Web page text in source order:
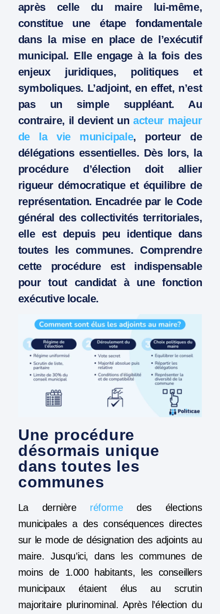
après celle du maire lui-même,
constitue une étape fondamentale
dans la mise en place de l’exécutif
municipal. Elle engage à la fois des
enjeux juridiques, politiques et
symboliques. L’adjoint, en effet, n’est
pas un simple suppléant. Au
contraire, il devient unacteur majeur
de la vie municipale, porteur de
délégations essentielles. Dès lors, la
procédure d’élection doit allier
rigueur démocratique et équilibre de
représentation. Encadrée par le Code
général des collectivités territoriales,
elle est depuis peu identique dans
toutes les communes. Comprendre
cette procédure est indispensable
pour tout candidat à une fonction
exécutive locale.
Une procédure
désormais unique
dans toutes les
communes
La dernière réformedes élections
municipales a des conséquences directes
sur le mode de désignation des adjoints au
maire. Jusqu’ici, dans les communes de
moins de 1.000 habitants, les conseillers
municipaux étaient élus au scrutin
majoritaire plurinominal. Après l’élection du